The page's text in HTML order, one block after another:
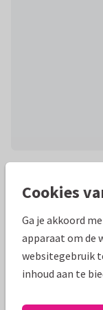
Mooie
Cookies
Ga je akkoord
apparaat om de
websitegebruik
inhoud aan te